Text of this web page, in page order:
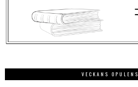
VECKANS OPULENS